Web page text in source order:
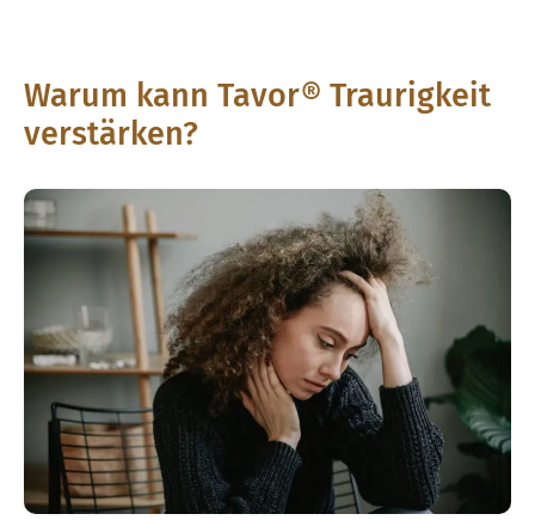
Warum kann Tavor® Traurigkeit
verstärken?